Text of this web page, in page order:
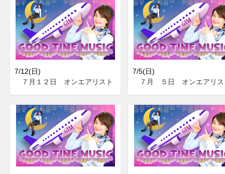
7/12(日)
７月１２日 オンエアリスト
7/5(日)
７月 ５日 オンエアリス